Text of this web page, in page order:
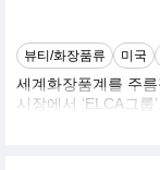
뷰티/화장품류 미국
세계화장품계를 주
시장에서 ‘ELCA그
유대인 에스티 로더
든 이에게 최고의 제